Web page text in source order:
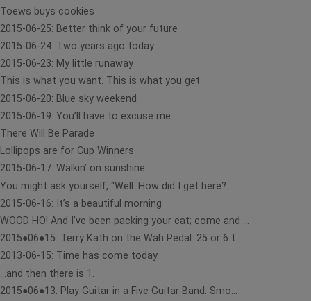
Toews buys cookies
2015-06-25: Better think of your future
2015-06-24: Two years ago today
2015-06-23: My little runaway
This is what you want. This is what you get.
2015-06-20: Blue sky weekend
2015-06-19: You’ll have to excuse me
There Will Be Parade
Lollipops are for Cup Winners
2015-06-17: Walkin’ on sunshine
You might ask yourself, “Well. How did I get here?...
2015-06-16: It’s a beautiful morning
WOOD HO! And I've been packing your cat; come and ...
2015●06●15: Terry Kath on the Wah Pedal: 25 or 6 t...
2013-06-15: Time has come today
...and then there is 1.
2015●06●13: Play Guitar in a Five Guitar Band: Smo...